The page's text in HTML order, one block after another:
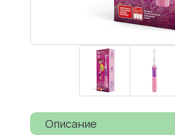
Описание